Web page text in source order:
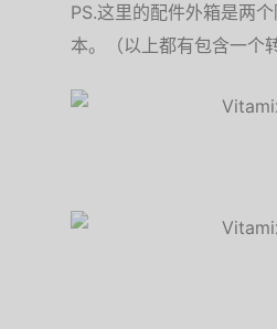
PS.这里的配件外箱是两
本。（以上都有包含一个